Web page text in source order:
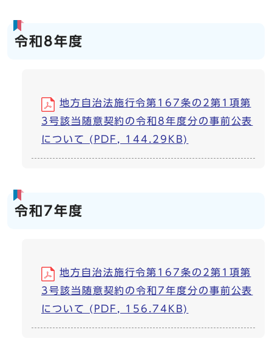
令和8年度
地方自治法施行令第167条の2第1項第
3号該当随意契約の令和8年度分の事前公表
について (PDF, 144.29KB)
令和7年度
地方自治法施行令第167条の2第1項第
3号該当随意契約の令和7年度分の事前公表
について (PDF, 156.74KB)